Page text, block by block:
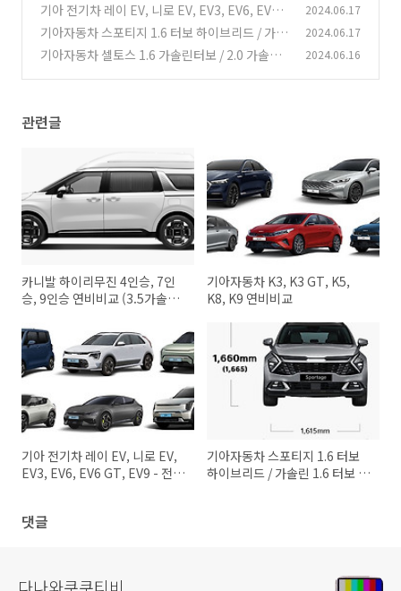
기아 전기차 레이 EV, 니로 EV, EV3, EV6, EV6
GT, EV9 - 전비비교, 1회 충전 주행거리비교, 밧
데리용량비교 (0)
2024.06.17
기아자동차 스포티지 1.6 터보 하이브리드 / 가솔
린 1.6 터보 / 2.0 디젤 / 2.0 LPG 가격비교, 연비
2024.06.17
기아자동차 셀토스 1.6 가솔린터보 / 2.0 가솔린
2024.06.16
관련글
카니발 하이리무진 4인승, 7인
승, 9인승 연비비교 (3.5가솔린,
기아자동차 K3, K3 GT, K5,
K8, K9 연비비교
기아 전기차 레이 EV, 니로 EV,
EV3, EV6, EV6 GT, EV9 - 전비
기아자동차 스포티지 1.6 터보
하이브리드 / 가솔린 1.6 터보 /
댓글